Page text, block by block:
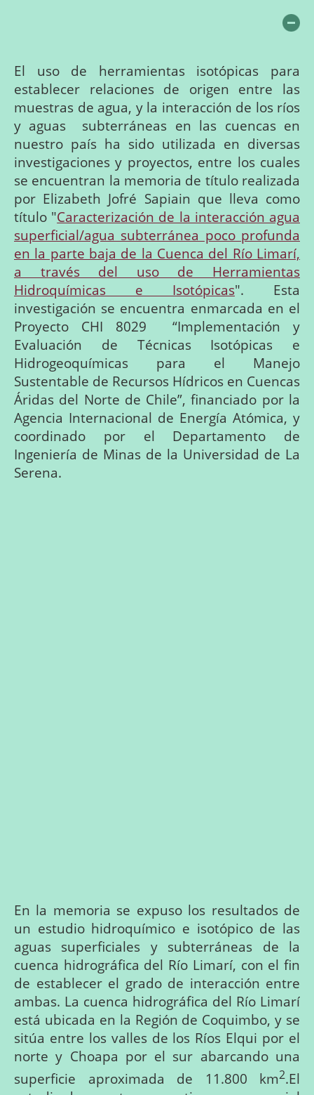
El uso de herramientas
isotópicas para
establecer relaciones de origen entre
las
muestras de agua, y la interacción de los ríos
y aguas subterráneas en las cuencas en
nuestro país ha sido utilizada en diversas
investigaciones y proyectos, entre los cuales
se encuentran la memoria de título realizada
por Elizabeth Jofré Sapiain que lleva como
título "Caracterización de la interacción agua
superficial/agua subterránea poco profunda
en la parte baja de la Cuenca del Río Limarí,
a través del uso de Herramientas
Hidroquímicas e Isotópicas". Esta
investigación se encuentra enmarcada en el
Proyecto
CHI 8029 “Implementación
y
Evaluación
de Técnicas Isotópicas
e
Hidrogeoquímicas
para
el Manejo
Sustentable de Recursos Hídricos en Cuencas
Áridas del Norte de Chile”, financiado por la
Agencia Internacional de Energía Atómica, y
coordinado
por el Departamento
de
Ingeniería de Minas de la Universidad de La
Serena.
En la memoria se expuso los resultados de
un estudio hidroquímico e isotópico de las
aguas superficiales y subterráneas de
la
cuenca hidrográfica del Río Limarí, con el fin
de establecer el grado de interacción entre
ambas. La cuenca hidrográfica del Río Limarí
está ubicada en la Región de Coquimbo, y se
sitúa entre los valles de los Ríos Elqui por el
norte y Choapa por el sur abarcando una
superficie aproximada de 11.800 km2.El